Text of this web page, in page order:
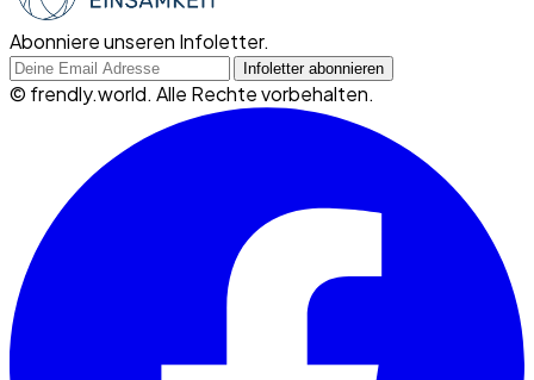
Abonniere unseren Infoletter.
© frendly.world. Alle Rechte vorbehalten.